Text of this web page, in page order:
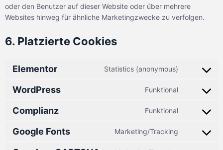
oder den Benutzer auf dieser Website oder über mehrere
Websites hinweg für ähnliche Marketingzwecke zu verfolgen.
6. Platzierte Cookies
Elementor Statistics (anonymous)
WordPress Funktional
Complianz Funktional
Google Fonts Marketing/Tracking